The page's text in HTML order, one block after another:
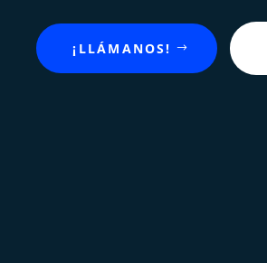
¡LLÁMANOS!